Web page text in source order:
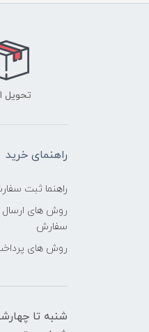
تحویل
راهنمای خرید
راهنما ثبت
روش های ارسال
سفارش
روش های